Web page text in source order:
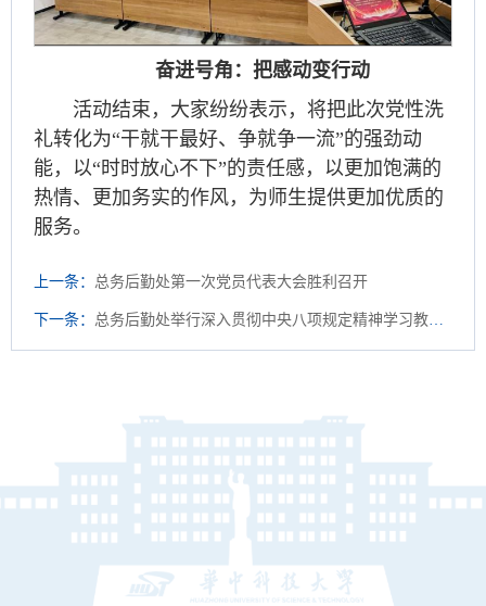
奋进号角：把感动变行动
活动结束，大家纷纷表示，将把此次党性洗
礼转化为“干就干最好、争就争一流”的强劲动
能，以“时时放心不下”的责任感，以更加饱满的
热情、更加务实的作风，为师生提供更加优质的
服务。
上一条： 总务后勤处第一次党员代表大会胜利召开
下一条： 总务后勤处举行深入贯彻中央八项规定精神学习教育专题党课